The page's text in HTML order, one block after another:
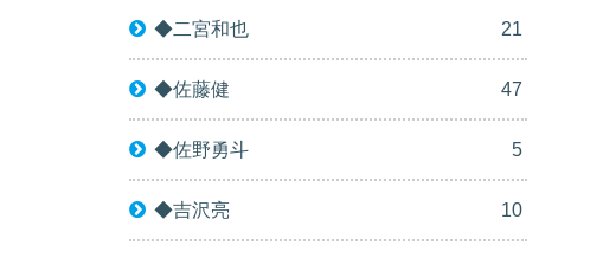
◆二宮和也 21
◆佐藤健 47
◆佐野勇斗 5
◆吉沢亮 10